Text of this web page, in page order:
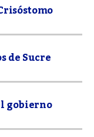
de Sucre
gobierno